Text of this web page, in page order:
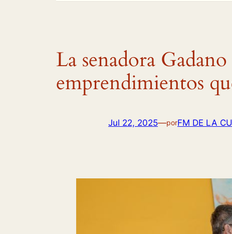
La senadora
emprendimientos
Jul 22, 2025—porFM DE LA